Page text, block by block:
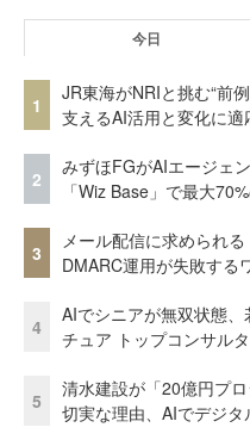
今日
1
JR東海がNRIと挑む“前
支えるAI活用と変化に
2
みずほFGがAIエージェ
「Wiz Base」で最大
3
メール配信に求められ
DMARC運用が失敗する
4
AIでシニアが無双状態
チュア トップコンサル
5
清水建設が「20億円プ
切実な理由、AIでデジ